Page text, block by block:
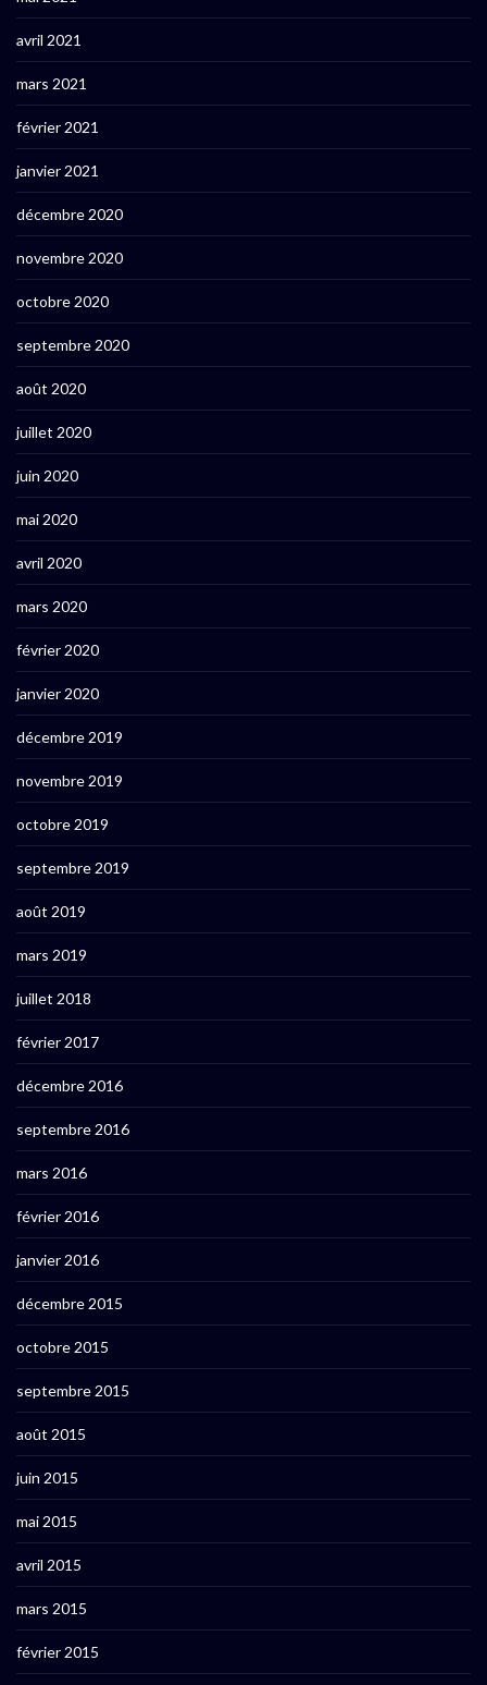
avril 2021
mars 2021
février 2021
janvier 2021
décembre 2020
novembre 2020
octobre 2020
septembre 2020
août 2020
juillet 2020
juin 2020
mai 2020
avril 2020
mars 2020
février 2020
janvier 2020
décembre 2019
novembre 2019
octobre 2019
septembre 2019
août 2019
mars 2019
juillet 2018
février 2017
décembre 2016
septembre 2016
mars 2016
février 2016
janvier 2016
décembre 2015
octobre 2015
septembre 2015
août 2015
juin 2015
mai 2015
avril 2015
mars 2015
février 2015